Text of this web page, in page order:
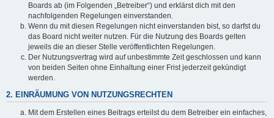
Boards ab (im Folgenden „Betreiber“) und erklärst dich mit den
nachfolgenden Regelungen einverstanden.
Wenn du mit diesen Regelungen nicht einverstanden bist, so darfst du
das Board nicht weiter nutzen. Für die Nutzung des Boards gelten
jeweils die an dieser Stelle veröffentlichten Regelungen.
Der Nutzungsvertrag wird auf unbestimmte Zeit geschlossen und kann
von beiden Seiten ohne Einhaltung einer Frist jederzeit gekündigt
werden.
2. EINRÄUMUNG VON NUTZUNGSRECHTEN
Mit dem Erstellen eines Beitrags erteilst du dem Betreiber ein einfaches,